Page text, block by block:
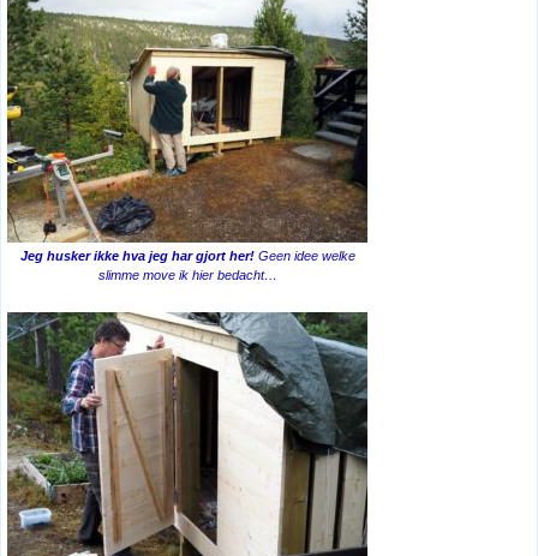
Jeg husker ikke hva jeg har gjort her!Geen idee welke
slimme move ik hier bedacht…